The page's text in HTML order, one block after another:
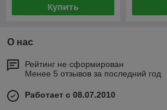
Купить
О нас
Рейтинг не сформирован
Менее 5 отзывов за последний год
Работает с 08.07.2010